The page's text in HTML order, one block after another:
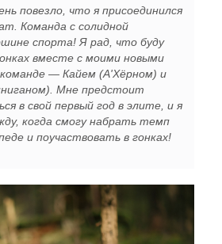
повезло, что я присоединился
Команда с солидной
спорта! Я рад, что буду
вместе с моими новыми
— Кайем (А'Хёрном) и
Мне предстоит
в свой первый год в элите, и я
когда смогу набрать темп
и поучаствовать в гонках!